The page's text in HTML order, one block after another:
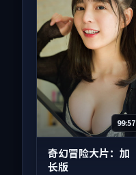
99:57
奇幻冒险大片：加
长版